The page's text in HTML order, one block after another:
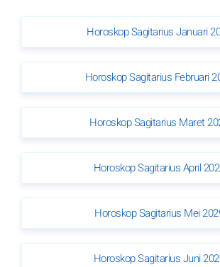
Horoskop Sagitarius Januari
Horoskop Sagitarius Februari
Horoskop Sagitarius Maret
Horoskop Sagitarius April
Horoskop Sagitarius Mei
Horoskop Sagitarius Juni